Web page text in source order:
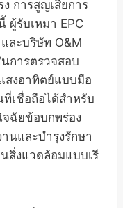
การสูญเสียการ
ผู้รับเหมา EPC
ละบริษัท O&M
การตรวจสอบ
สงอาทิตย์แบบมือ
เชื่อถือได้สำหรับ
จฉัยข้อบกพร่อง
นและบำรุงรักษา
สิ่งแวดล้อมแบบเรี